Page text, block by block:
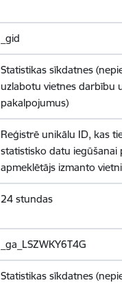
_gid
Statistikas sīkdatnes
uzlabotu vietnes darbību
pakalpojumus)
Reģistrē unikālu ID, kas
statistisko datu iegūšanai
apmeklētājs izmanto
24 stundas
_ga_LSZWKY6T4G
Statistikas sīkdatnes